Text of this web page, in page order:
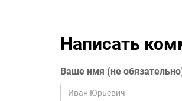
Написать
Ваше имя (не